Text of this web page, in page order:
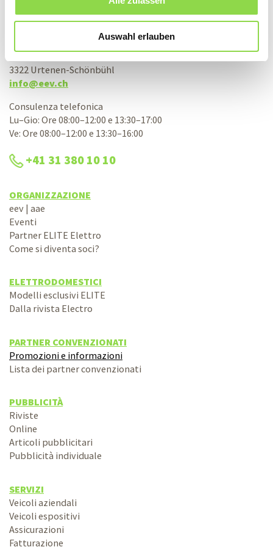
Auswahl erlauben
Associazione svizzera d’acquisto elettrico
aae società cooperativa
Bernstrasse 28
3322 Urtenen-Schönbühl
info@eev.ch
Consulenza telefonica
Lu–Gio: Ore 08:00–12:00 e 13:30–17:00
Ve: Ore 08:00–12:00 e 13:30–16:00
+41 31 380 10 10
ORGANIZZAZIONE
eev | aae
Eventi
Partner ELITE Elettro
Come si diventa soci?
ELETTRODOMESTICI
Modelli esclusivi ELITE
Dalla rivista Electro
PARTNER CONVENZIONATI
Promozioni e informazioni
Lista dei partner convenzionati
PUBBLICITÀ
Riviste
Online
Articoli pubblicitari
Pubblicità individuale
SERVIZI
Veicoli aziendali
Veicoli espositivi
Assicurazioni
Fatturazione